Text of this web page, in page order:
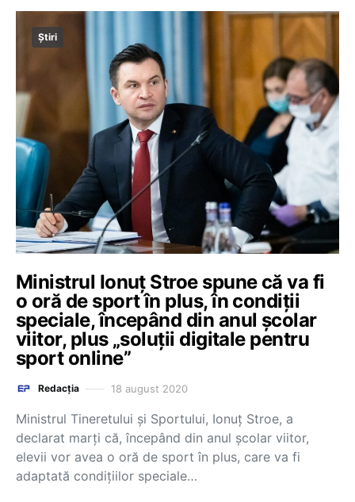
Știri
Ministrul Ionuț Stroe spune că va fi
o oră de sport în plus, în condiții
speciale, începând din anul școlar
viitor, plus „soluții digitale pentru
sport online”
Redacția 18 august 2020
Ministrul Tineretului şi Sportului, Ionuţ Stroe, a
declarat marţi că, începând din anul şcolar viitor,
elevii vor avea o oră de sport în plus, care va fi
adaptată condiţiilor speciale…